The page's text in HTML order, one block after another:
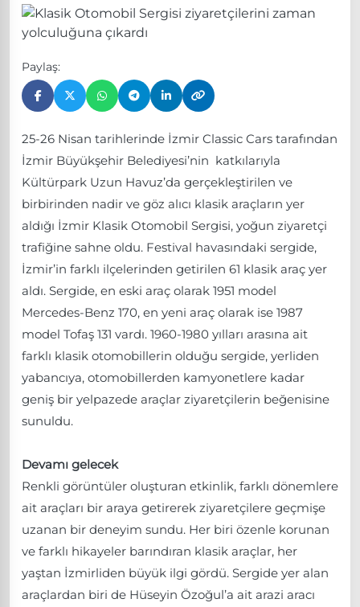
Paylaş:
25-26 Nisan tarihlerinde İzmir Classic Cars tarafından
İzmir Büyükşehir Belediyesi’nin katkılarıyla
Kültürpark Uzun Havuz’da gerçekleştirilen ve
birbirinden nadir ve göz alıcı klasik araçların yer
aldığı İzmir Klasik Otomobil Sergisi, yoğun ziyaretçi
trafiğine sahne oldu. Festival havasındaki sergide,
İzmir’in farklı ilçelerinden getirilen 61 klasik araç yer
aldı. Sergide, en eski araç olarak 1951 model
Mercedes-Benz 170, en yeni araç olarak ise 1987
model Tofaş 131 vardı. 1960-1980 yılları arasına ait
farklı klasik otomobillerin olduğu sergide, yerliden
yabancıya, otomobillerden kamyonetlere kadar
geniş bir yelpazede araçlar ziyaretçilerin beğenisine
sunuldu.
Devamı gelecek
Renkli görüntüler oluşturan etkinlik, farklı dönemlere
ait araçları bir araya getirerek ziyaretçilere geçmişe
uzanan bir deneyim sundu. Her biri özenle korunan
ve farklı hikayeler barındıran klasik araçlar, her
yaştan İzmirliden büyük ilgi gördü. Sergide yer alan
araçlardan biri de Hüseyin Özoğul’a ait arazi aracı